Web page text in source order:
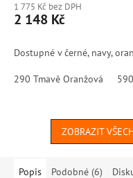
1 775 Kč bez DPH
2 148 Kč
Dostupné v černé, navy,
290 Tmavě Oranžová
ZOBRAZIT
Popis Podobné (6)